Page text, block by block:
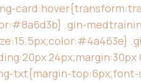
.gin-
txt{margin-